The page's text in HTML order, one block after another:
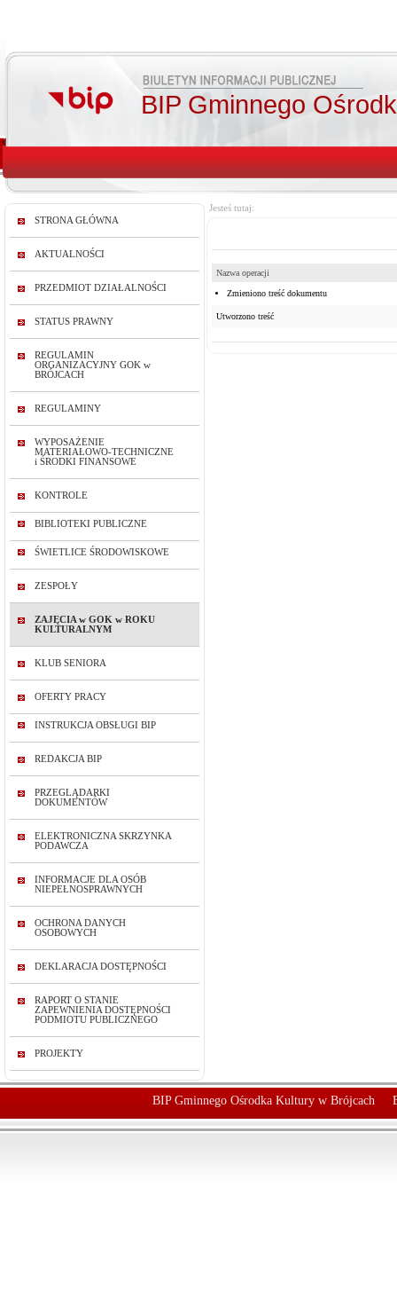
BIP Gminnego
STRONA GŁÓWNA
AKTUALNOŚCI
PRZEDMIOT DZIAŁALNOŚCI
STATUS PRAWNY
REGULAMIN
ORGANIZACYJNY GOK w
BRÓJCACH
REGULAMINY
WYPOSAŻENIE
MATERIAŁOWO-TECHNICZNE
i ŚRODKI FINANSOWE
KONTROLE
BIBLIOTEKI PUBLICZNE
ŚWIETLICE ŚRODOWISKOWE
ZESPOŁY
ZAJĘCIA w GOK w ROKU
KULTURALNYM
KLUB SENIORA
OFERTY PRACY
INSTRUKCJA OBSŁUGI BIP
REDAKCJA BIP
PRZEGLĄDARKI
DOKUMENTÓW
ELEKTRONICZNA SKRZYNKA
PODAWCZA
INFORMACJE DLA OSÓB
NIEPEŁNOSPRAWNYCH
OCHRONA DANYCH
OSOBOWYCH
DEKLARACJA DOSTĘPNOŚCI
RAPORT O STANIE
ZAPEWNIENIA DOSTĘPNOŚCI
PODMIOTU PUBLICZNEGO
PROJEKTY
Jesteś tutaj:
Nazwa operacji
Zmieniono treść dokumentu
Utworzono treść
BIP Gminnego Ośrodka Kultury w Brójcach